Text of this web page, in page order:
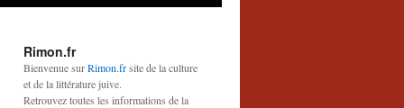
Rimon.fr
Bienvenue surRimon.frsite de la culture
et de la littérature juive.
Retrouvez toutes les informations de la